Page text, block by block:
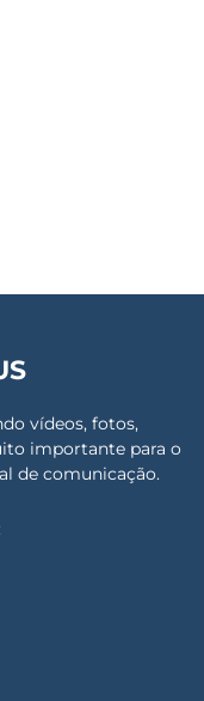
vídeos, fotos,
importante para o
de comunicação.